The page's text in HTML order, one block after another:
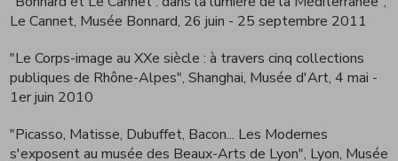
Le Cannet, Musée Bonnard, 26 juin - 25 septembre 2011
"Le Corps-image au XXe siècle : à travers cinq collections
publiques de Rhône-Alpes", Shanghai, Musée d'Art, 4 mai -
1er juin 2010
"Picasso, Matisse, Dubuffet, Bacon... Les Modernes
s'exposent au musée des Beaux-Arts de Lyon", Lyon, Musée